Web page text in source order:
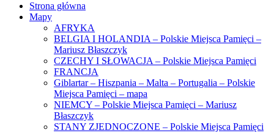
Strona główna
Mapy
AFRYKA
BELGIA I HOLANDIA – Polskie Miejsca Pamięci –
Mariusz Błaszczyk
CZECHY I SŁOWACJA – Polskie Miejsca Pamięci
FRANCJA
Giblartar – Hiszpania – Malta – Portugalia – Polskie
Miejsca Pamięci – mapa
NIEMCY – Polskie Miejsca Pamięci – Mariusz
Błaszczyk
STANY ZJEDNOCZONE – Polskie Miejsca Pamięci